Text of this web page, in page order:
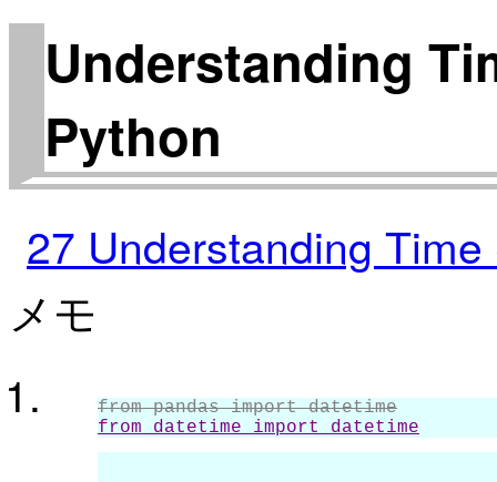
Understanding
Python
27 Understanding
メモ
from pandas import datetime
from datetime import datetime